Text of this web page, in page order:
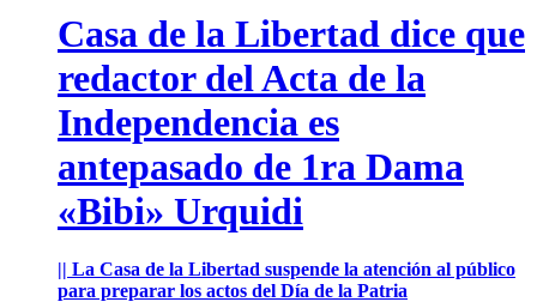
Casa de la Libertad dice que
redactor del Acta de la
Independencia es
antepasado de 1ra Dama
«Bibi» Urquidi
|| La Casa de la Libertad suspende la atención al público
para preparar los actos del Día de la Patria